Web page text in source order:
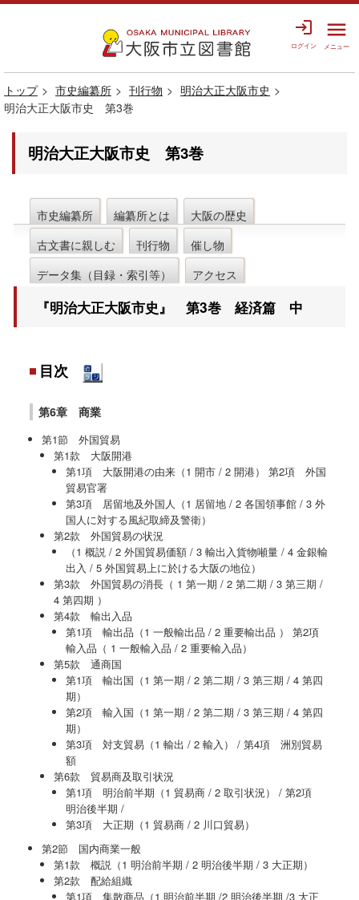
login
ログイン
menu
メニュー
トップ 市史編纂所 刊行物
明治大正大阪市史
明治大正大阪市史 第3巻
明治大正大阪市史 第3巻
市史編纂所 編纂所とは
大阪の歴史
古文書に親しむ
刊行物
催し物
データ集（目録・索引等）
アクセス
『明治大正大阪市史』 第3巻 経済篇 中
目次
第6章 商業
第1節 外国貿易
第1款 大阪開港
第1項 大阪開港の由来（1 開市 / 2 開港） 第2項 外国
貿易官署
第3項 居留地及外国人（1 居留地 / 2 各国領事館 / 3 外
国人に対する風紀取締及警衛）
第2款 外国貿易の状況
（1 概説 / 2 外国貿易価額 / 3 輸出入貨物噸量 / 4 金銀輸
出入 / 5 外国貿易上に於ける大阪の地位）
第3款 外国貿易の消長（ 1 第一期 / 2 第二期 / 3 第三期 /
4 第四期 ）
第4款 輸出入品
第1項 輸出品（1 一般輸出品 / 2 重要輸出品 ） 第2項
輸入品（ 1 一般輸入品 / 2 重要輸入品）
第5款 通商国
第1項 輸出国（1 第一期 / 2 第二期 / 3 第三期 / 4 第四
期）
第2項 輸入国（1 第一期 / 2 第二期 / 3 第三期 / 4 第四
期）
第3項 対支貿易（1 輸出 / 2 輸入） / 第4項 洲別貿易
額
第6款 貿易商及取引状況
第1項 明治前半期（1 貿易商 / 2 取引状況） / 第2項
明治後半期 /
第3項 大正期（1 貿易商 / 2 川口貿易）
第2節 国内商業一般
第1款 概説（1 明治前半期 / 2 明治後半期 / 3 大正期）
第2款 配給組織
第1項 集散商品（1 明治前半期 /2 明治後半期 /3 大正